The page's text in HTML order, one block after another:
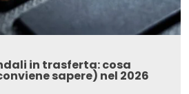
in trasferta: cosa
sapere) nel 2026